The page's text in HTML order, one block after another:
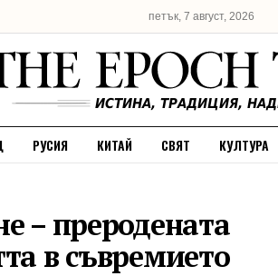
петък, 7 август, 2026
РУСИЯ КИТАЙ СВЯТ КУЛТУРА
– преродената
в съвремието